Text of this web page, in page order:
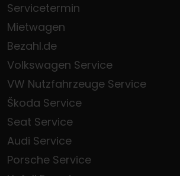
Servicetermin
Mietwagen
Bezahl.de
Volkswagen Service
VW Nutzfahrzeuge Service
Škoda Service
Seat Service
Audi Service
Porsche Service